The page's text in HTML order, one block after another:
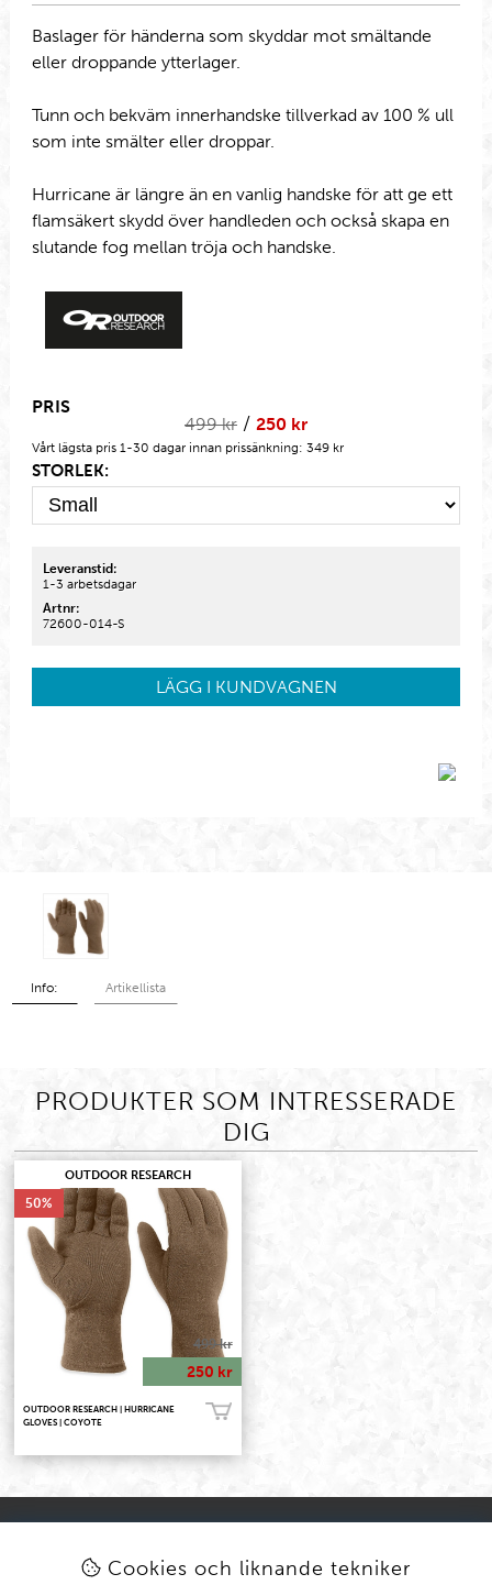
Baslager för händerna som skyddar mot smältande
eller droppande ytterlager.
Tunn och bekväm innerhandske tillverkad av 100 % ull
som inte smälter eller droppar.
Hurricane är längre än en vanlig handske för att ge ett
flamsäkert skydd över handleden och också skapa en
slutande fog mellan tröja och handske.
PRIS
499kr / 250 kr
Vårt lägsta pris 1-30 dagar innan prissänkning: 349 kr
STORLEK:
Leveranstid:
1-3 arbetsdagar
Artnr:
72600-014-S
LÄGG I KUNDVAGNEN
Info: Artikellista
PRODUKTER SOM INTRESSERADE
DIG
OUTDOOR RESEARCH
50
499 kr
250 kr
OUTDOOR RESEARCH | HURRICANE
GLOVES | COYOTE
Köp!
kundtjanst@equipt.se
Öppettider: Vardagar 08-16
Mitt konto
Köpvillkor
Cookies och liknande tekniker